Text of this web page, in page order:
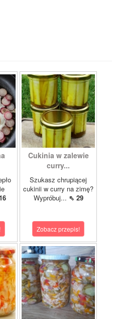
Cukinia w zalewie
curry...
Szukasz chrupiącej
cukinii w curry na zimę?
Wypróbuj... ⇖ 29
Zobacz przepis!